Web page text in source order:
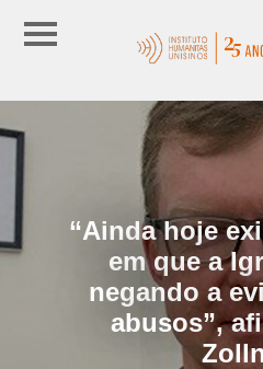
“Ainda hoje
em que a
negando a
abusos”,